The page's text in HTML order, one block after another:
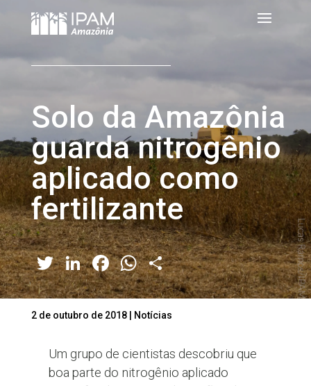
Solo da Amazônia
guarda nitrogênio
aplicado como
fertilizante
Twitter
LinkedIn
Facebook
WhatsApp
Share
2 de outubro de 2018| Notícias
Um grupo de cientistas descobriu que
boa parte do nitrogênio aplicado